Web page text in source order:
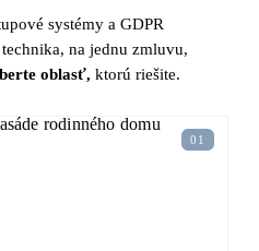
systémy a GDPR
na jednu zmluvu,
oblasť, ktorú riešite.
01